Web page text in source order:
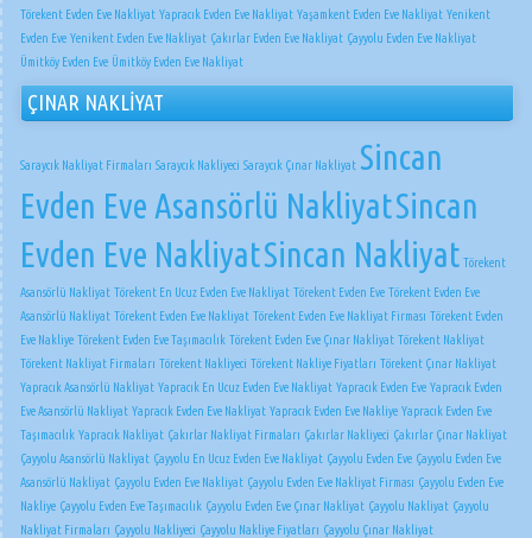
Törekent Evden Eve Nakliyat Yapracık Evden Eve Nakliyat Yaşamkent Evden Eve Nakliyat Yenikent
Evden Eve Yenikent Evden Eve Nakliyat Çakırlar Evden Eve Nakliyat Çayyolu Evden Eve Nakliyat
Ümitköy Evden Eve Ümitköy Evden Eve Nakliyat
ÇINAR NAKLİYAT
Saraycık Nakliyat Firmaları Saraycık Nakliyeci Saraycık Çınar Nakliyat Sincan
Evden Eve Asansörlü NakliyatSincan
Evden Eve NakliyatSincan Nakliyat Törekent
Asansörlü Nakliyat Törekent En Ucuz Evden Eve Nakliyat Törekent Evden Eve Törekent Evden Eve
Asansörlü Nakliyat Törekent Evden Eve Nakliyat Törekent Evden Eve Nakliyat Firması Törekent Evden
Eve Nakliye Törekent Evden Eve Taşımacılık Törekent Evden Eve Çınar Nakliyat Törekent Nakliyat
Törekent Nakliyat Firmaları Törekent Nakliyeci Törekent Nakliye Fiyatları Törekent Çınar Nakliyat
Yapracık Asansörlü Nakliyat Yapracık En Ucuz Evden Eve Nakliyat Yapracık Evden Eve Yapracık Evden
Eve Asansörlü Nakliyat Yapracık Evden Eve Nakliyat Yapracık Evden Eve Nakliye Yapracık Evden Eve
Taşımacılık Yapracık Nakliyat Çakırlar Nakliyat Firmaları Çakırlar Nakliyeci Çakırlar Çınar Nakliyat
Çayyolu Asansörlü Nakliyat Çayyolu En Ucuz Evden Eve Nakliyat Çayyolu Evden Eve Çayyolu Evden Eve
Asansörlü Nakliyat Çayyolu Evden Eve Nakliyat Çayyolu Evden Eve Nakliyat Firması Çayyolu Evden Eve
Nakliye Çayyolu Evden Eve Taşımacılık Çayyolu Evden Eve Çınar Nakliyat Çayyolu Nakliyat Çayyolu
Nakliyat Firmaları Çayyolu Nakliyeci Çayyolu Nakliye Fiyatları Çayyolu Çınar Nakliyat